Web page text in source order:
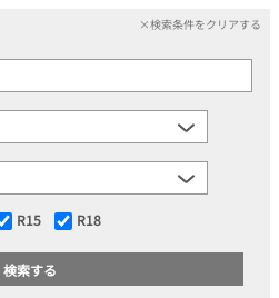
×検索条件をクリアする
R15 R18